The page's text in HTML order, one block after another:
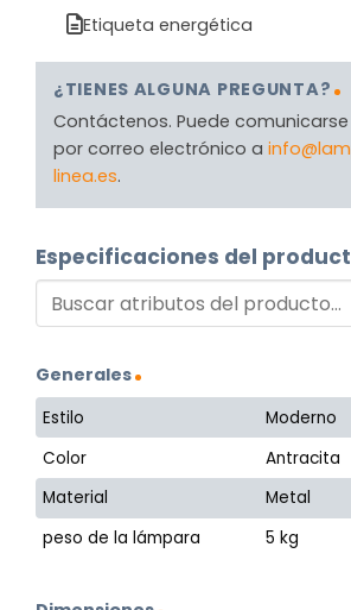
Etiqueta energética
¿TIENES ALGUNA PREGUNTA?
Contáctenos. Puede
por correo electrónico a
linea.es.
Especificaciones del
Generales
Estilo
Moderno
Color
Antracita
Material
Metal
peso de la lámpara
5 kg